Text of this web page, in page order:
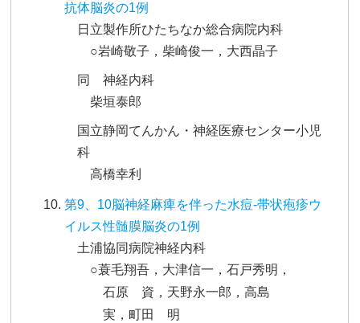
抗体脳炎の1例
日立製作所ひたちなか総合病院内科
○岩崎敬子，柴崎俊一，大西晶子
同 神経内科
柴垣泰郎
国立静岡てんかん・神経医療センター小児
科
高橋幸利
第9、10脳神経麻痺を伴った水痘-帯状疱疹ウ
イルス性髄膜脳炎の1例
土浦協同病院神経内科
○蓑毛翔吾，大津信一，石戸秀明，
石原 資，天野永一郎，高島
実，町田 明